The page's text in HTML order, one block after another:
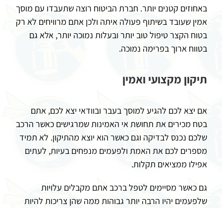
באחוזים קטנים יותר. חברת הביטוח רוצה שתעבדו עם מוסך
אמין שעובד בשיתוף פעולה איתה ולכן אתם מרוויחים לא רק
בטוח הקצר טיפול טוב יותר ובעלות נמוכה יותר, אלא גם
בטווח ארוך בפרימה נמוכה.
תיקון מקצועי ואמין
אם יצא לכם להגיע למוסך בעבר ובוודאי יצא לכם, אתם
בטח מכירים את תחושת אי האמינות שמרגישים כאשר הרכב
שלכם נכנס לבדיקה וגם כאשר הוא יוצא מהתיקון. לא תמיד
מספרים לכם את האמת ולפעמים מנפחים בעיות, לעתים
אפילו ממציאים תקלות.
גם כאשר מסיימים לטפל ברכב אתם מקבלים עלויות
שלפעמים יהיו הרבה יותר גבוהות ממה שהן צריכות להיות